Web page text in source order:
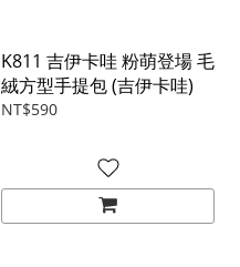
K811 吉伊卡哇 粉萌登場 毛
絨方型手提包 (吉伊卡哇)
NT$590